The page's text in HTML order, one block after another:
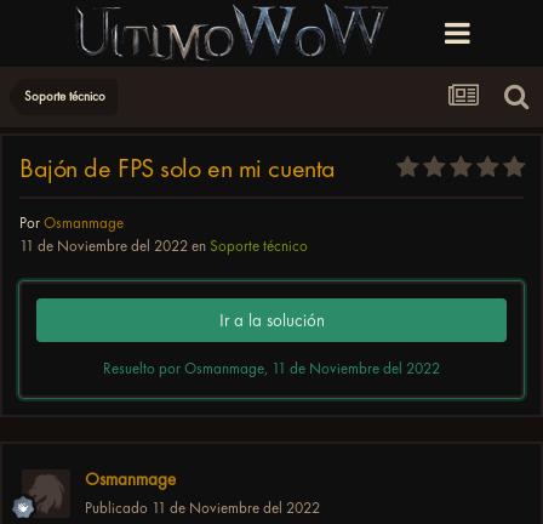
Soporte técnico
Bajón de FPS solo en mi cuenta
Por Osmanmage
11 de Noviembre del 2022 en Soporte técnico
Ir a la solución
Resuelto por Osmanmage, 11 de Noviembre del 2022
Osmanmage
Publicado 11 de Noviembre del 2022